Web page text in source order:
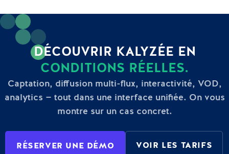
DÉCOUVRIR KALYZÉE EN
CONDITIONS RÉELLES.
Captation, diffusion multi-flux, interactivité, VOD,
analytics — tout dans une interface unifiée. On vous
montre sur un cas concret.
RÉSERVER UNE DÉMO VOIR LES TARIFS